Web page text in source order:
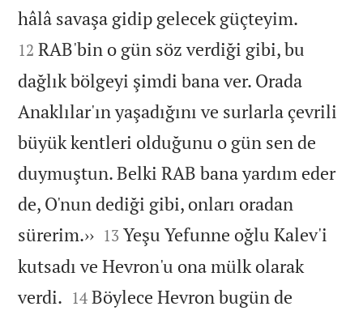
hâlâ savaşa gidip gelecek güçteyim.
12 RAB'bin o gün söz verdiği gibi, bu
dağlık bölgeyi şimdi bana ver. Orada
Anaklılar'ın yaşadığını ve surlarla çevrili
büyük kentleri olduğunu o gün sen de
duymuştun. Belki RAB bana yardım eder
de, O'nun dediği gibi, onları oradan
sürerim.››
13 Yeşu Yefunne oğlu Kalev'i
kutsadı ve Hevron'u ona mülk olarak
verdi. 

14 Böylece Hevron bugün de